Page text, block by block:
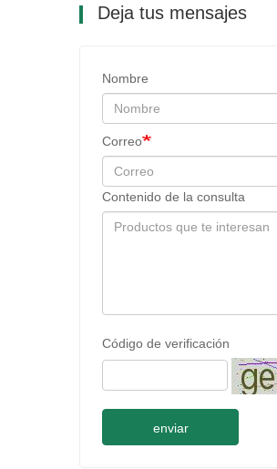
Deja tus mensajes
Nombre
Correo
Contenido de la consulta
Código de verificación
enviar